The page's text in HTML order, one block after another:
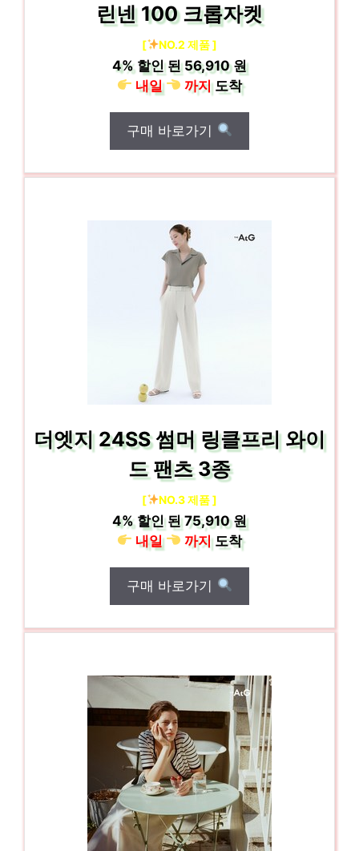
린넨 100 크롭자켓
[ NO.2 제품 ]
4% 할인 된56,910 원
내일
까지도착
구매 바로가기
더엣지 24SS 썸머 링클프리 와이
드 팬츠 3종
[ NO.3 제품 ]
4% 할인 된75,910 원
내일
까지도착
구매 바로가기